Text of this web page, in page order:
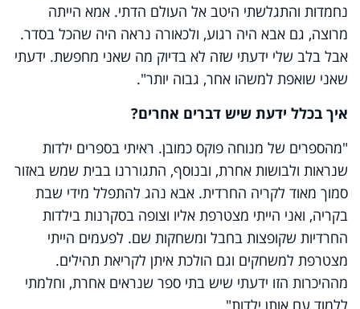
נחמדות והתגלשתי היטב אל העולם הדתי. אמא הייתה
מרוצה, גם אבא היה רגוע, ולכאורה נראה היה שהכל בסדר.
אבל בלב שלי ידעתי שזה לא בדיוק מה שאני מחפשת. ידעתי
שאני שואפת למשהו אחר, גבוה יותר".
איך בכלל ידעת שיש דברים אחרים?
"מהספרים של מנוחה פוקס כמובן. ראיתי בספרים ילדות
שנראות ולבושות אחרת, ובנוסף, התגוררנו בבית שמש באזור
סמוך מאוד לקריה החרדית. אבא נהג להתפלל מידי שבת
בקריה, ואני הייתי מצטרפת אליו וצופה בסקרנות בילדות
החרדיות שקופצות בחבל ומשחקות שם. לפעמים הייתי
מצטרפת למשחקים וגם הולכת איתן לקריאת תהילים.
מההיכרות הזו ידעתי שיש בתי ספר שנראים אחרת, וחלמתי
ללמוד עם אותן ילדות".